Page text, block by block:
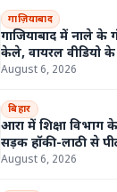
गाज़ियाबाद
गाजियाबाद में नाले के
केले, वायरल वीडियो
August 6, 2026
बिहार
आरा में शिक्षा विभाग
सड़क हॉकी-लाठी से
August 6, 2026